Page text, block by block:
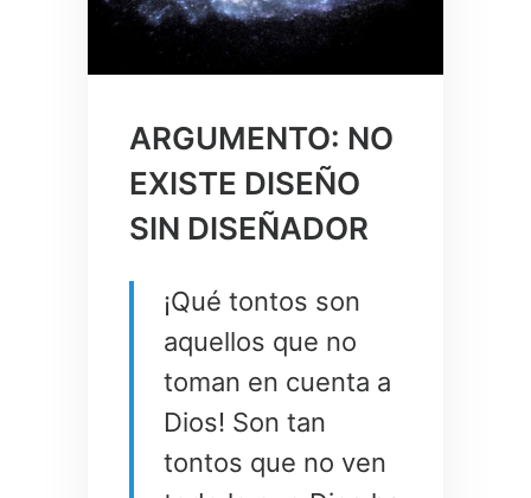
ARGUMENTO: NO
EXISTE DISEÑO
SIN DISEÑADOR
¡Qué tontos son
aquellos que no
toman en cuenta a
Dios! Son tan
tontos que no ven